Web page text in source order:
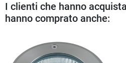
I clienti che hanno
hanno comprato anche: